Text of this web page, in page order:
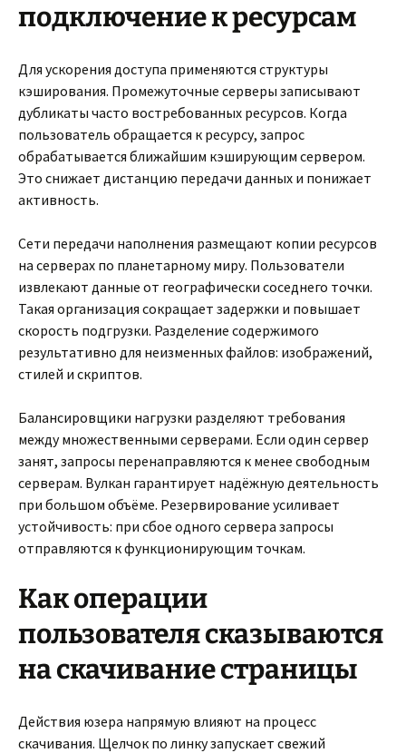
подключение к ресурсам
Для ускорения доступа применяются структуры
кэширования. Промежуточные серверы записывают
дубликаты часто востребованных ресурсов. Когда
пользователь обращается к ресурсу, запрос
обрабатывается ближайшим кэширующим сервером.
Это снижает дистанцию передачи данных и понижает
активность.
Сети передачи наполнения размещают копии ресурсов
на серверах по планетарному миру. Пользователи
извлекают данные от географически соседнего точки.
Такая организация сокращает задержки и повышает
скорость подгрузки. Разделение содержимого
результативно для неизменных файлов: изображений,
стилей и скриптов.
Балансировщики нагрузки разделяют требования
между множественными серверами. Если один сервер
занят, запросы перенаправляются к менее свободным
серверам. Вулкан гарантирует надёжную деятельность
при большом объёме. Резервирование усиливает
устойчивость: при сбое одного сервера запросы
отправляются к функционирующим точкам.
Как операции
пользователя сказываются
на скачивание страницы
Действия юзера напрямую влияют на процесс
скачивания. Щелчок по линку запускает свежий